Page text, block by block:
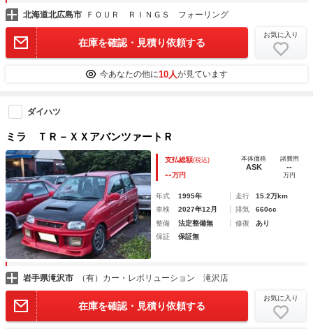
北海道北広島市 ＦＯＵＲ ＲＩＮＧＳ フォーリング
在庫を確認・見積り依頼する
お気に入り
今あなたの他に10人が見ています
ダイハツ
ミラ ＴＲ－ＸＸアバンツァートＲ
支払総額(税込)
--万円
本体価格
ASK
諸費用
--
万円
年式 1995年 走行
15.2万km
車検
2027年12月 排気
660cc
整備
法定整備無 修復
あり
保証
保証無
岩手県滝沢市 （有）カー・レボリューション 滝沢店
在庫を確認・見積り依頼する
お気に入り